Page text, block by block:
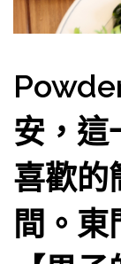
安，這
喜歡的
間。